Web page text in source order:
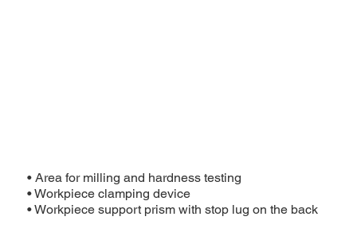
• Area for milling and hardness testing
• Workpiece clamping device
• Workpiece support prism with stop lug on the back